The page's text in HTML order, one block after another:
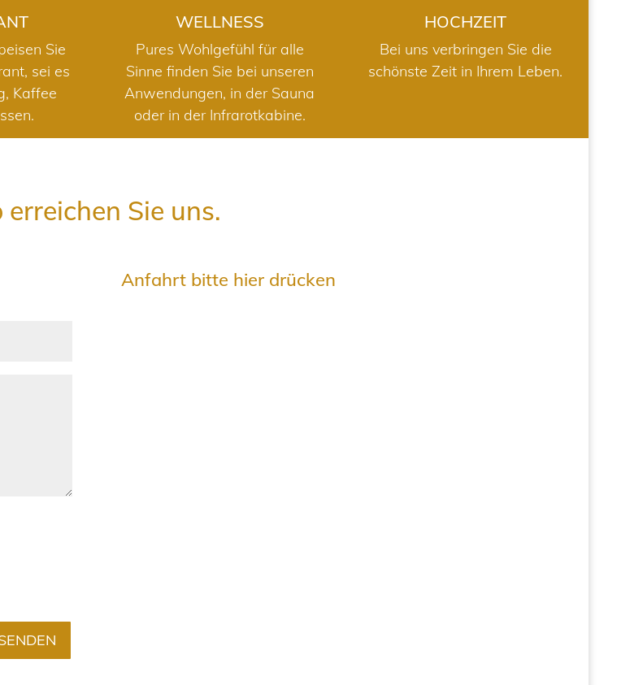
Sie
sei es
Kaffee
WELLNESS
Pures Wohlgefühl für alle
Sinne finden Sie bei unseren
Anwendungen, in der Sauna
oder in der Infrarotkabine.
HOCHZEIT
Bei uns verbringen Sie die
schönste Zeit in Ihrem Leben.
erreichen Sie uns.
Anfahrt bitte hier drücken